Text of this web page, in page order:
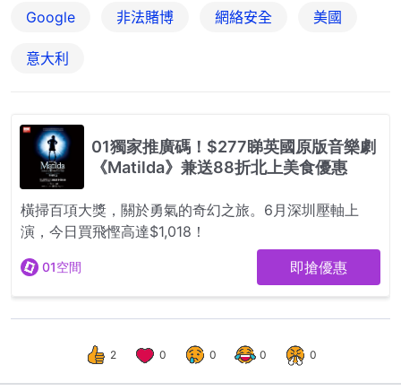
Google 非法賭博 網絡安全 美國
意大利
2 0 0 0 0